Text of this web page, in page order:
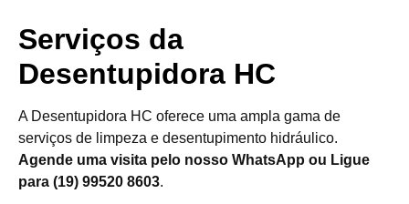
Serviços da
Desentupidora HC
A Desentupidora HC oferece uma ampla gama de
serviços de limpeza e desentupimento hidráulico.
Agende uma visita pelo nosso WhatsApp ou Ligue
para (19) 99520 8603.